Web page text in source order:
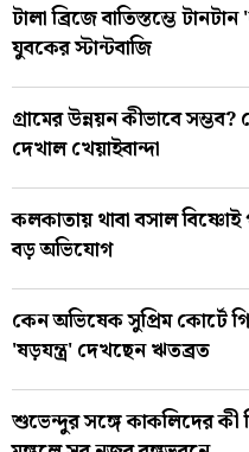
টালা ব্রিজে বাতিস্তম্ভে
যুবকের স্টান্টবাজি
গ্রামের উন্নয়ন কীভাবে
দেখাল খেয়াইবান্দা
কলকাতায় থাবা বসাল বিষ্ণোই
বড় অভিযোগ
কেন অভিষেক সুপ্রিম কোর্টে
'ষড়যন্ত্র' দেখছেন ঋতব্রত
শুভেন্দুর সঙ্গে কাকলিদের